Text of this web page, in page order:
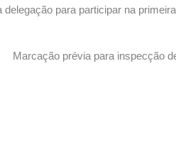
delegação para participar na
Marcação prévia para inspecção